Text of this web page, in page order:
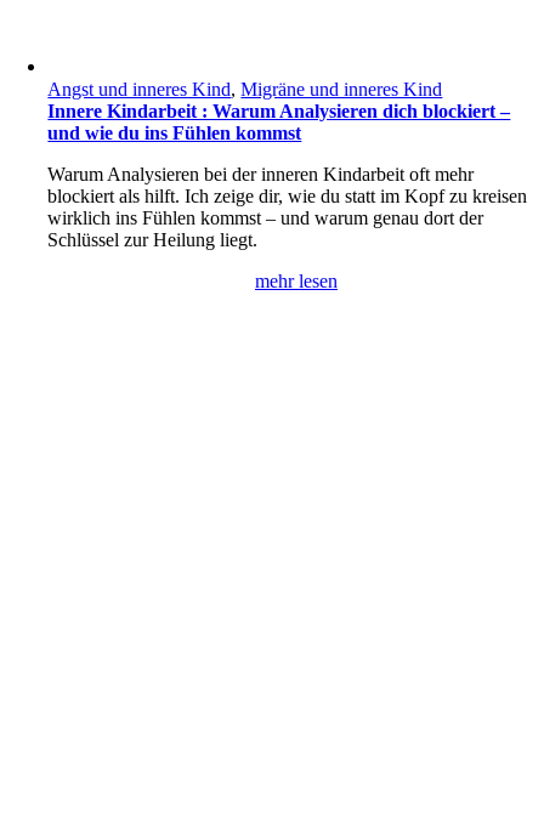
Angst und inneres Kind,Migräne und inneres Kind
Innere Kindarbeit : Warum Analysieren dich blockiert –
und wie du ins Fühlen kommst
Warum Analysieren bei der inneren Kindarbeit oft mehr
blockiert als hilft. Ich zeige dir, wie du statt im Kopf zu kreisen
wirklich ins Fühlen kommst – und warum genau dort der
Schlüssel zur Heilung liegt.
mehr lesen